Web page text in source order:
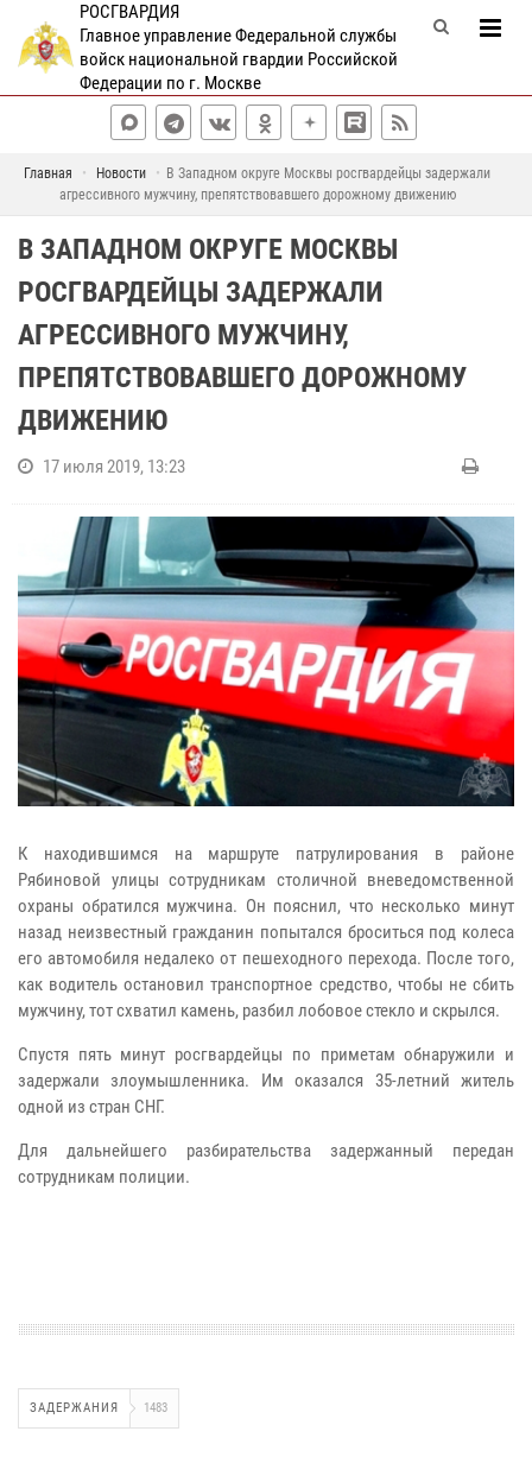
РОСГВАРДИЯ
Главное управление Федеральной службы
войск национальной гвардии Российской
Федерации по г. Москве
Главная Новости
В Западном округе Москвы росгвардейцы задержали
агрессивного мужчину, препятствовавшего дорожному движению
В ЗАПАДНОМ ОКРУГЕ МОСКВЫ
РОСГВАРДЕЙЦЫ ЗАДЕРЖАЛИ
АГРЕССИВНОГО МУЖЧИНУ,
ПРЕПЯТСТВОВАВШЕГО ДОРОЖНОМУ
ДВИЖЕНИЮ
17 июля 2019, 13:23
К находившимся на маршруте патрулирования в районе
Рябиновой улицы сотрудникам столичной вневедомственной
охраны обратился мужчина. Он пояснил, что несколько минут
назад неизвестный гражданин попытался броситься под колеса
его автомобиля недалеко от пешеходного перехода. После того,
как водитель остановил транспортное средство, чтобы не сбить
мужчину, тот схватил камень, разбил лобовое стекло и скрылся.
Спустя пять минут росгвардейцы по приметам обнаружили и
задержали злоумышленника. Им оказался 35-летний житель
одной из стран СНГ.
Для дальнейшего разбирательства задержанный передан
сотрудникам полиции.
ЗАДЕРЖАНИЯ 1483